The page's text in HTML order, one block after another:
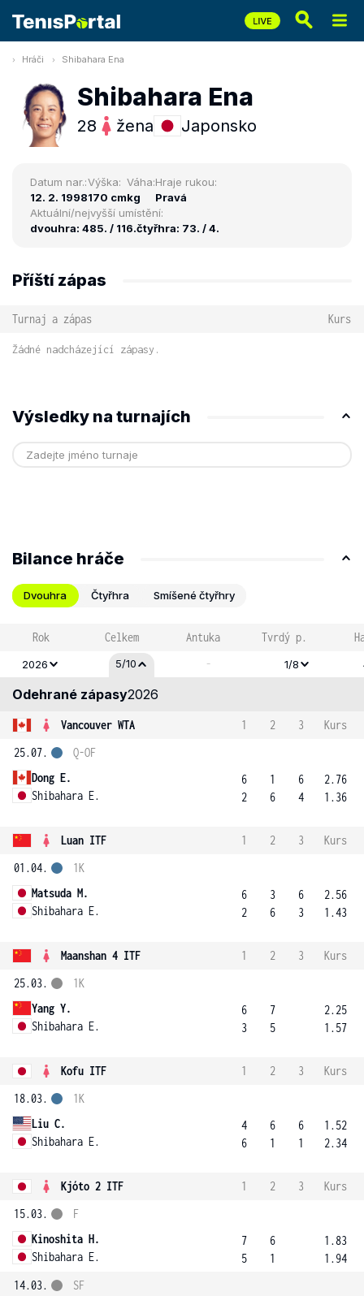
Hráči Shibahara Ena
Shibahara Ena
28 žena Japonsko
Datum nar.:
12. 2. 1998
Výška:
170 cm
Váha:
kg
Hraje rukou:
Pravá
Aktuální/nejvyšší umístění:
dvouhra: 485. / 116.čtyřhra: 73. / 4.
Příští zápas
Turnaj a zápas Kurs
Žádné nadcházející zápasy.
Výsledky na turnajích
Bilance hráče
Dvouhra Čtyřhra Smíšené čtyřhry
Rok Celkem Antuka Tvrdý p.
2026 5/10 - 1/8
Odehrané zápasy2026
Vancouver WTA 1 2 3
Kurs
25.07.
Dong E.
Shibahara E.
Q-OF
6
2
1
6
6
4
2.76
1.36
Luan ITF 1 2 3
Kurs
01.04.
Matsuda M.
Shibahara E.
1K
6
2
3
6
6
3
2.56
1.43
Maanshan 4 ITF 1 2 3
Kurs
25.03.
Yang Y.
Shibahara E.
1K
6
3
7
5
2.25
1.57
Kofu ITF 1 2 3
Kurs
18.03.
Liu C.
Shibahara E.
1K
4
6
6
1
6
1
1.52
2.34
Kjóto 2 ITF 1 2 3
Kurs
15.03.
Kinoshita H.
Shibahara E.
F
7
5
6
1
1.83
1.94
14.03.
SF